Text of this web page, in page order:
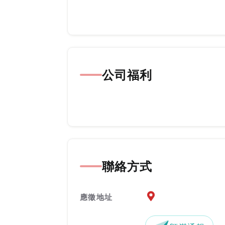
公司福利
聯絡方式
應徵地址 應徵地址地圖『另開新